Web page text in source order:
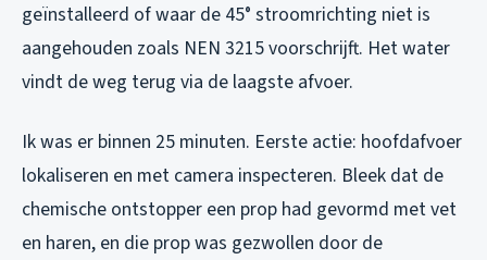
geïnstalleerd of waar de 45° stroomrichting niet is
aangehouden zoals NEN 3215 voorschrijft. Het water
vindt de weg terug via de laagste afvoer.
Ik was er binnen 25 minuten. Eerste actie: hoofdafvoer
lokaliseren en met camera inspecteren. Bleek dat de
chemische ontstopper een prop had gevormd met vet
en haren, en die prop was gezwollen door de